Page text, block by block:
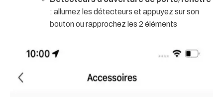
: allumez les détecteurs et appuyez sur son
bouton ou rapprochez les 2 éléments